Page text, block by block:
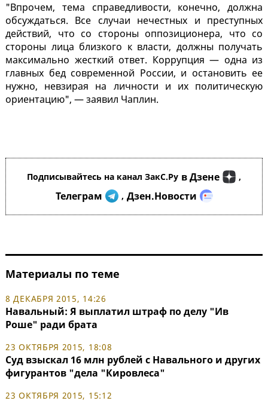
"Впрочем, тема справедливости, конечно, должна
обсуждаться. Все случаи нечестных и преступных
действий, что со стороны оппозиционера, что со
стороны лица близкого к власти, должны получать
максимально жесткий ответ. Коррупция — одна из
главных бед современной России, и остановить ее
нужно, невзирая на личности и их политическую
ориентацию", — заявил Чаплин.
Подписывайтесь на канал ЗакС.Ру в Дзене ,
Телеграм , Дзен.Новости
Материалы по теме
8 ДЕКАБРЯ 2015, 14:26
Навальный: Я выплатил штраф по делу "Ив
Роше" ради брата
23 ОКТЯБРЯ 2015, 18:08
Суд взыскал 16 млн рублей с Навального и других
фигурантов "дела "Кировлеса"
23 ОКТЯБРЯ 2015, 15:12